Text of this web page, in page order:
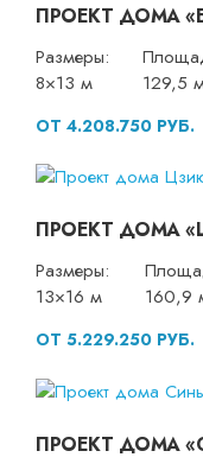
ПРОЕКТ ДОМА
Размеры:
8×13 м
129,5
ОТ 4.208.750 РУБ.
ПРОЕКТ ДОМА
Размеры:
13×16 м
160,9
ОТ 5.229.250 РУБ.
ПРОЕКТ ДОМА